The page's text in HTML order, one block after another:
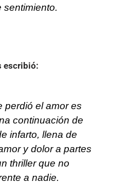
sentimiento.
escribió:
perdió el amor es
continuación de
infarto, llena de
y dolor a partes
thriller que no
a nadie.